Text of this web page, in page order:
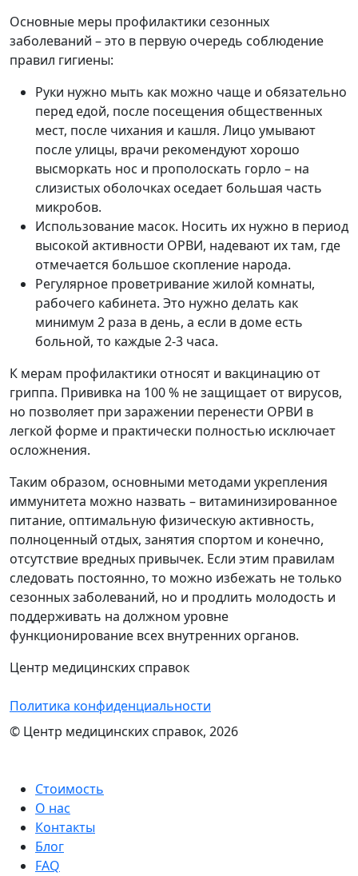
Основные меры профилактики сезонных
заболеваний – это в первую очередь соблюдение
правил гигиены:
Руки нужно мыть как можно чаще и обязательно
перед едой, после посещения общественных
мест, после чихания и кашля. Лицо умывают
после улицы, врачи рекомендуют хорошо
высморкать нос и прополоскать горло – на
слизистых оболочках оседает большая часть
микробов.
Использование масок. Носить их нужно в период
высокой активности ОРВИ, надевают их там, где
отмечается большое скопление народа.
Регулярное проветривание жилой комнаты,
рабочего кабинета. Это нужно делать как
минимум 2 раза в день, а если в доме есть
больной, то каждые 2-3 часа.
К мерам профилактики относят и вакцинацию от
гриппа. Прививка на 100 % не защищает от вирусов,
но позволяет при заражении перенести ОРВИ в
легкой форме и практически полностью исключает
осложнения.
Таким образом, основными методами укрепления
иммунитета можно назвать – витаминизированное
питание, оптимальную физическую активность,
полноценный отдых, занятия спортом и конечно,
отсутствие вредных привычек. Если этим правилам
следовать постоянно, то можно избежать не только
сезонных заболеваний, но и продлить молодость и
поддерживать на должном уровне
функционирование всех внутренних органов.
Центр медицинских справок
Политика конфиденциальности
© Центр медицинских справок, 2026
Стоимость
О нас
Контакты
Блог
FAQ